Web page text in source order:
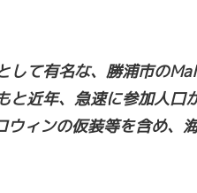
て有名な、勝浦市の
近年、急速に参加人
ィンの仮装等を含め、